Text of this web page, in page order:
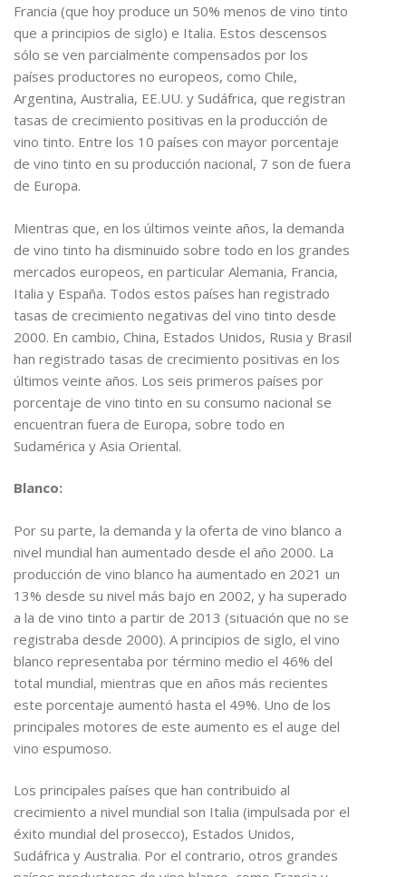
Francia (que hoy produce un 50% menos de vino tinto
que a principios de siglo) e Italia. Estos descensos
sólo se ven parcialmente compensados por los
países productores no europeos, como Chile,
Argentina, Australia, EE.UU. y Sudáfrica, que registran
tasas de crecimiento positivas en la producción de
vino tinto. Entre los 10 países con mayor porcentaje
de vino tinto en su producción nacional, 7 son de fuera
de Europa.
Mientras que, en los últimos veinte años, la demanda
de vino tinto ha disminuido sobre todo en los grandes
mercados europeos, en particular Alemania, Francia,
Italia y España. Todos estos países han registrado
tasas de crecimiento negativas del vino tinto desde
2000. En cambio, China, Estados Unidos, Rusia y Brasil
han registrado tasas de crecimiento positivas en los
últimos veinte años. Los seis primeros países por
porcentaje de vino tinto en su consumo nacional se
encuentran fuera de Europa, sobre todo en
Sudamérica y Asia Oriental.
Blanco:
Por su parte, la demanda y la oferta de vino blanco a
nivel mundial han aumentado desde el año 2000. La
producción de vino blanco ha aumentado en 2021 un
13% desde su nivel más bajo en 2002, y ha superado
a la de vino tinto a partir de 2013 (situación que no se
registraba desde 2000). A principios de siglo, el vino
blanco representaba por término medio el 46% del
total mundial, mientras que en años más recientes
este porcentaje aumentó hasta el 49%. Uno de los
principales motores de este aumento es el auge del
vino espumoso.
Los principales países que han contribuido al
crecimiento a nivel mundial son Italia (impulsada por el
éxito mundial del prosecco), Estados Unidos,
Sudáfrica y Australia. Por el contrario, otros grandes